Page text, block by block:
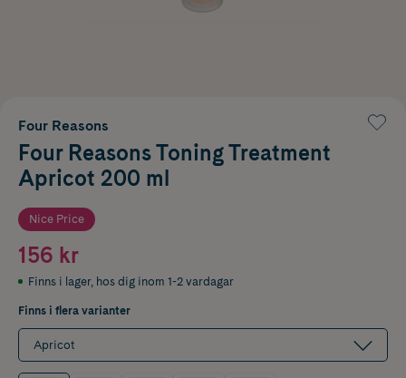
Four Reasons
Four Reasons Toning Treatment
Apricot 200 ml
Nice Price
156 kr
Finns i lager, hos dig inom 1-2 vardagar
Finns i flera varianter
Apricot